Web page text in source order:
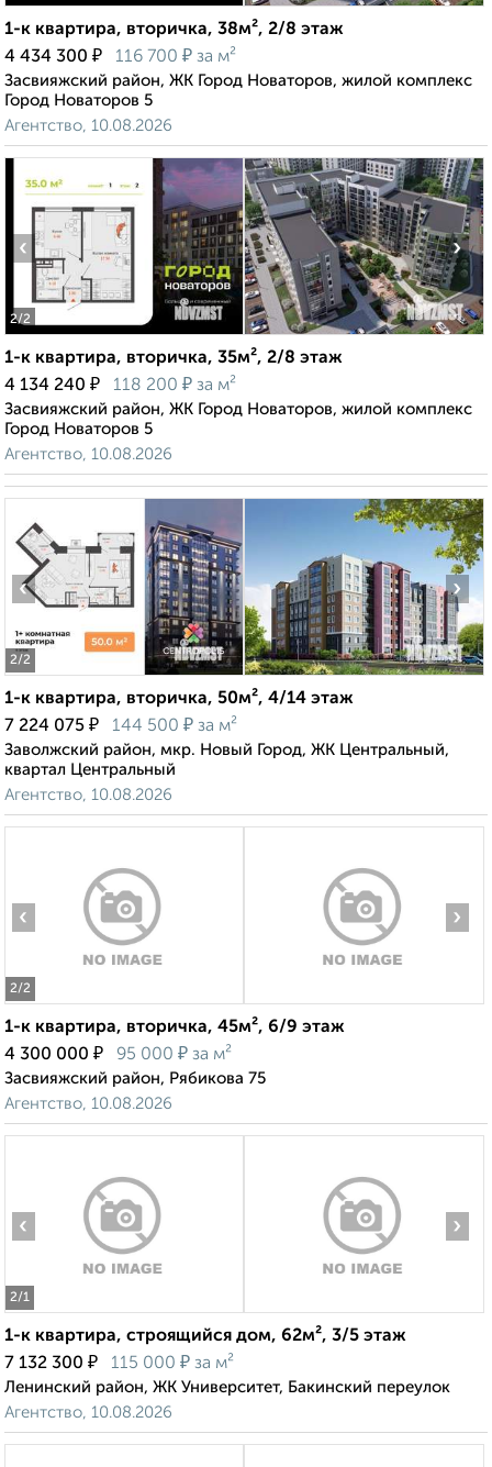
1-к квартира, вторичка, 38м², 2/8 этаж
4 434 300 ₽ 116 700 ₽ за м²
Засвияжский район, ЖК Город Новаторов, жилой комплекс
Город Новаторов 5
Агентство, 10.08.2026
2/2
‹ ›
1-к квартира, вторичка, 35м², 2/8 этаж
4 134 240 ₽ 118 200 ₽ за м²
Засвияжский район, ЖК Город Новаторов, жилой комплекс
Город Новаторов 5
Агентство, 10.08.2026
2/2
‹ ›
1-к квартира, вторичка, 50м², 4/14 этаж
7 224 075 ₽ 144 500 ₽ за м²
Заволжский район, мкр. Новый Город, ЖК Центральный,
квартал Центральный
Агентство, 10.08.2026
2/2
‹ ›
1-к квартира, вторичка, 45м², 6/9 этаж
4 300 000 ₽ 95 000 ₽ за м²
Засвияжский район, Рябикова 75
Агентство, 10.08.2026
2/1
‹ ›
1-к квартира, строящийся дом, 62м², 3/5 этаж
7 132 300 ₽ 115 000 ₽ за м²
Ленинский район, ЖК Университет, Бакинский переулок
Агентство, 10.08.2026